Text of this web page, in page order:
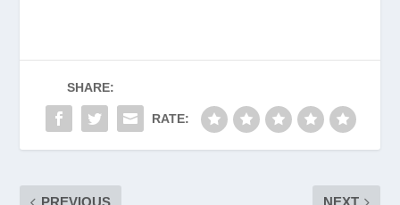
SHARE:
RATE:
PREVIOUS NEXT